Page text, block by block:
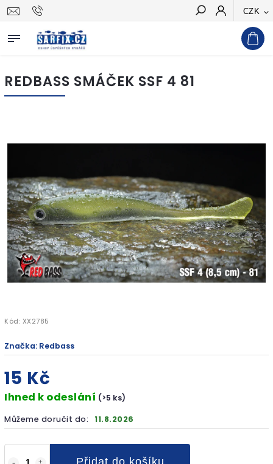
CZK
Hledat
REDBASS SMÁČEK SSF 4 81
Kód: XX2785
Značka: Redbass
15 Kč
Ihned k odeslání (>5 ks)
Můžeme doručit do: 11.8.2026
Přidat do košíku